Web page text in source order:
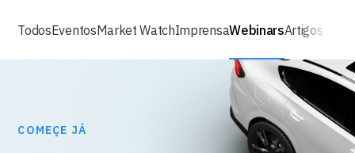
TodosEventosMarket WatchImprensaWebinarsArtigos
COMEÇE JÁ